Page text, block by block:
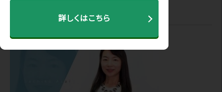
詳しくはこちら